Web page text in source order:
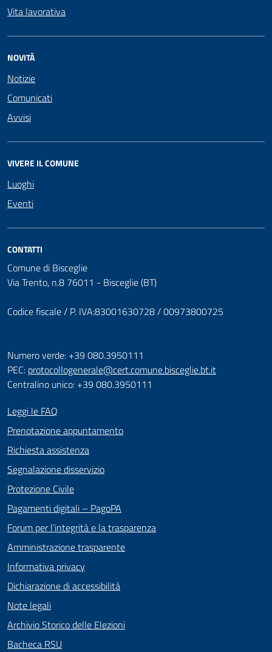
Vita lavorativa
NOVITÀ
Notizie
Comunicati
Avvisi
VIVERE IL COMUNE
Luoghi
Eventi
CONTATTI
Comune di Bisceglie
Via Trento, n.8 76011 - Bisceglie (BT)
Codice fiscale / P. IVA:83001630728 / 00973800725
Numero verde: +39 080.3950111
PEC: protocollogenerale@cert.comune.bisceglie.bt.it
Centralino unico: +39 080.3950111
Leggi le FAQ
Prenotazione appuntamento
Richiesta assistenza
Segnalazione disservizio
Protezione Civile
Pagamenti digitali – PagoPA
Forum per l’integrità e la trasparenza
Amministrazione trasparente
Informativa privacy
Dichiarazione di accessibilità
Note legali
Archivio Storico delle Elezioni
Bacheca RSU